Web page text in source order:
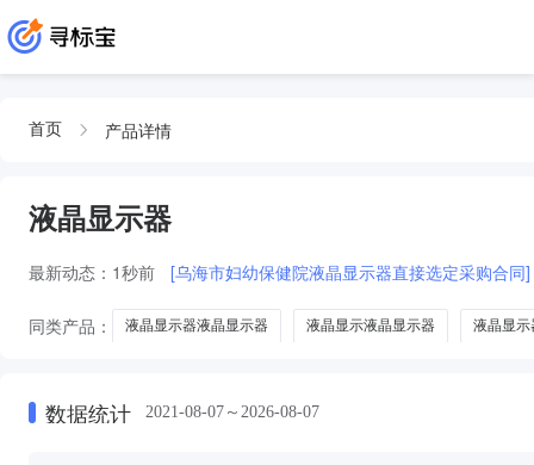
首页 产品详情
液晶显示器
最新动态： 1秒前 [乌海市妇幼保健院液晶显示器直接选定采购合同]
同类产品： 液晶显示器液晶显示器 液晶显示液晶显示器 液晶显示
数据统计 2021-08-07～2026-08-07